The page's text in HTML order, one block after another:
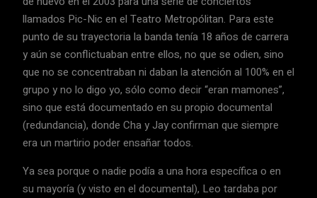
llamados Pic-Nic en el Teatro Metropólitan. Para este
punto de su trayectoria la banda tenía 18 años de carrera
y aún se conflictuaban entre ellos, no que se odien, sino
que no se concentraban ni daban la atención al 100% en el
grupo y no lo digo yo, sólo como decir “eran mamones”,
sino que está documentado en su propio documental
(redundancia), donde Cha y Jay confirman que siempre
era un martirio poder ensañar todos.
Ya sea porque o nadie podía a una hora específica o en
su mayoría (y visto en el documental), Leo tardaba por